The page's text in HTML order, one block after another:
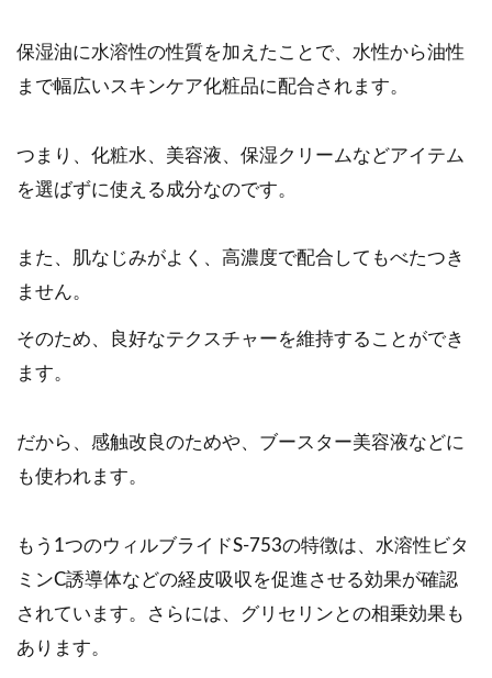
保湿油に水溶性の性質を加えたことで、水性から油性
まで幅広いスキンケア化粧品に配合されます。
つまり、化粧水、美容液、保湿クリームなどアイテム
を選ばずに使える成分なのです。
また、肌なじみがよく、高濃度で配合してもべたつき
ません。
そのため、良好なテクスチャーを維持することができ
ます。
だから、感触改良のためや、ブースター美容液などに
も使われます。
もう1つのウィルブライドS-753の特徴は、水溶性ビタ
ミンC誘導体などの経皮吸収を促進させる効果が確認
されています。さらには、グリセリンとの相乗効果も
あります。